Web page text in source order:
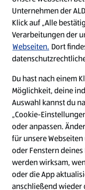
W
i
r
d
a
u
f
Cookie - Liste
Unternehmen der
Klick auf „Alle
Verarbeitungen der
Webseiten. Dort
Du hast nach einem
Möglichkeit, deine
Auswahl kannst du
„Cookie-
oder anpassen.
für unsere
oder Fenstern
werden wirksam,
oder die App
anschließend